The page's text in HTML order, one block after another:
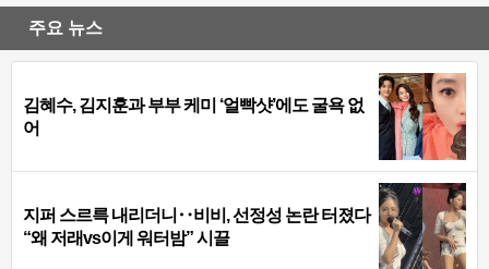
주요 뉴스
김혜수, 김지훈과 부부 케미 ‘얼빡샷’에도 굴욕 없
어
지퍼 스르륵 내리더니‥비비, 선정성 논란 터졌다
“왜 저래vs이게 워터밤” 시끌